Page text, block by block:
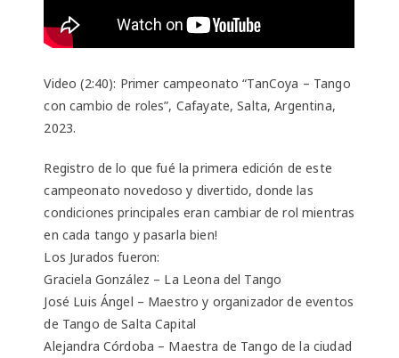
Video (2:40): Primer campeonato “TanCoya – Tango
con cambio de roles”, Cafayate, Salta, Argentina,
2023.
Registro de lo que fué la primera edición de este
campeonato novedoso y divertido, donde las
condiciones principales eran cambiar de rol mientras
en cada tango y pasarla bien!
Los Jurados fueron:
Graciela González – La Leona del Tango
José Luis Ángel – Maestro y organizador de eventos
de Tango de Salta Capital
Alejandra Córdoba – Maestra de Tango de la ciudad